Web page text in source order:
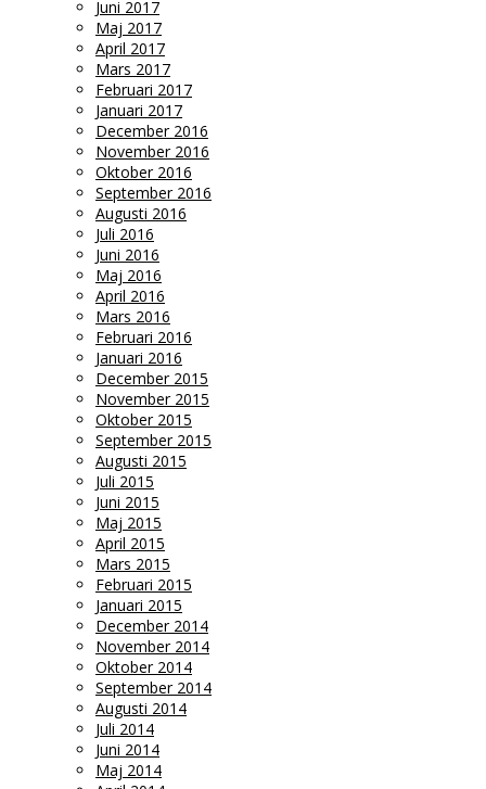
Juni 2017
Maj 2017
April 2017
Mars 2017
Februari 2017
Januari 2017
December 2016
November 2016
Oktober 2016
September 2016
Augusti 2016
Juli 2016
Juni 2016
Maj 2016
April 2016
Mars 2016
Februari 2016
Januari 2016
December 2015
November 2015
Oktober 2015
September 2015
Augusti 2015
Juli 2015
Juni 2015
Maj 2015
April 2015
Mars 2015
Februari 2015
Januari 2015
December 2014
November 2014
Oktober 2014
September 2014
Augusti 2014
Juli 2014
Juni 2014
Maj 2014